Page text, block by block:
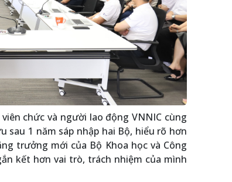
chức và người lao động VNNIC cùng
1 năm sáp nhập hai Bộ, hiểu rõ hơn
trưởng mới của Bộ Khoa học và Công
kết hơn vai trò, trách nhiệm của mình